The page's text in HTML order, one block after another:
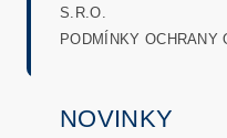
S.R.O.
PODMÍNKY OCHRANY
NOVINKY